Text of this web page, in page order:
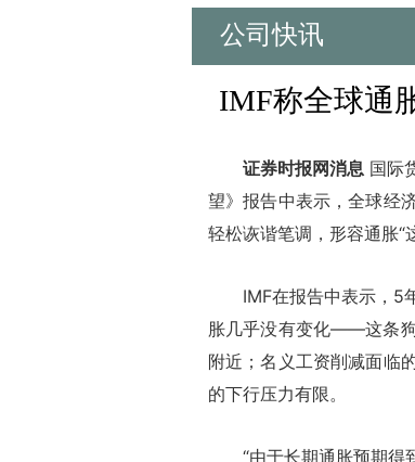
公司快讯
IMF称全球通
证券时报网消息 国际
望》报告中表示，全球经
轻松诙谐笔调，形容通胀“
IMF在报告中表示，5年
胀几乎没有变化——这条
附近；名义工资削减面临
的下行压力有限。
“由于长期通胀预期得